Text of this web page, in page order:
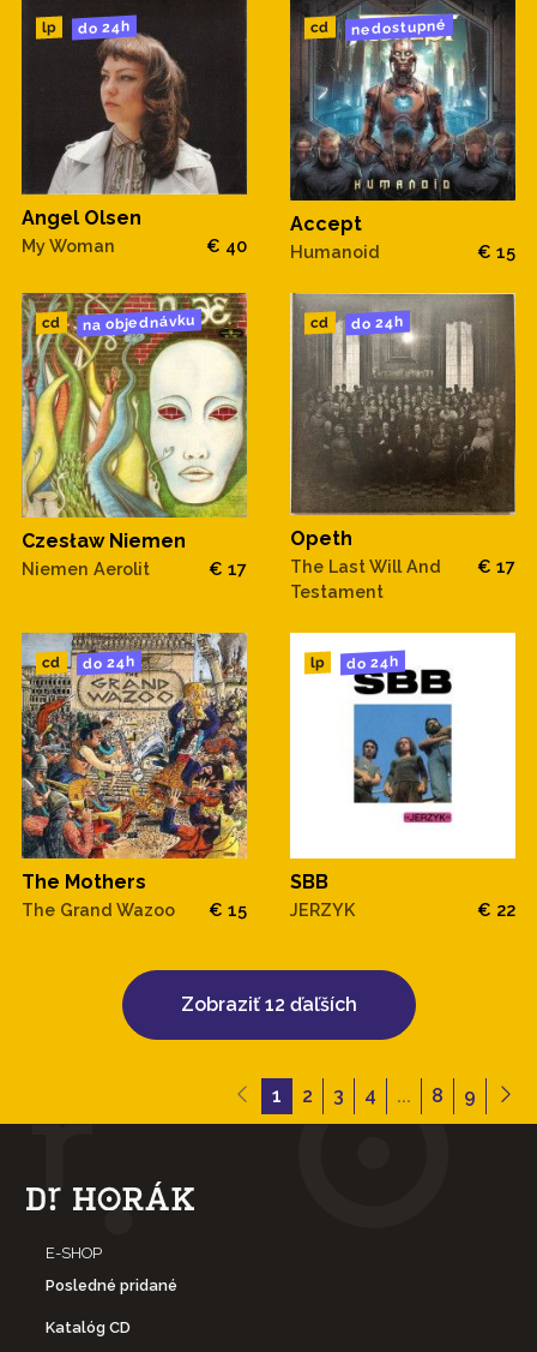
lp do 24h
Angel Olsen
My Woman € 40
cd nedostupné
Accept
Humanoid € 15
cd na objednávku
Czesław Niemen
Niemen Aerolit € 17
cd do 24h
Opeth
The Last Will And
Testament
€ 17
cd do 24h
The Mothers
The Grand Wazoo € 15
lp do 24h
SBB
JERZYK € 22
Zobraziť 12 ďaľších
1 2 3 4 ... 8 9
E-SHOP
Posledné pridané
Katalóg CD